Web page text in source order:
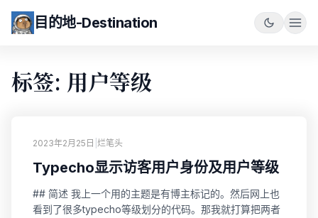
目的地-Destination
标签: 用户等级
2023年2月25日 烂笔头
Typecho显示访客用户身份及用户等级
## 简述 我上一个用的主题是有博主标记的。然后网上也
看到了很多typecho等级划分的代码。那我就打算把两者